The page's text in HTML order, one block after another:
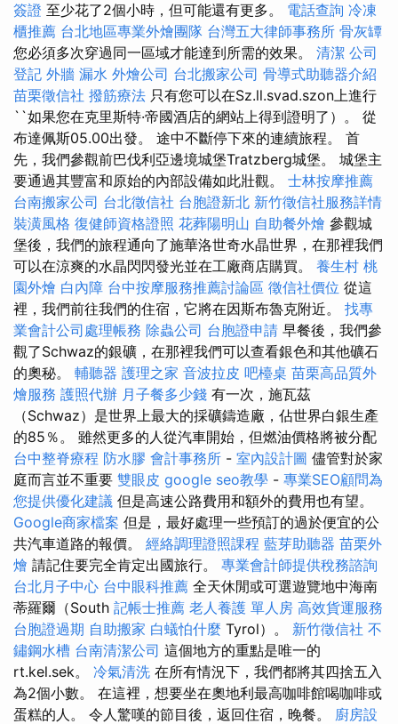
簽證 至少花了2個小時，但可能還有更多。 電話查詢 冷凍
櫃推薦 台北地區專業外燴團隊 台灣五大律師事務所 骨灰罈
您必須多次穿過同一區域才能達到所需的效果。 清潔 公司
登記 外牆 漏水 外燴公司 台北搬家公司 骨導式助聽器介紹
苗栗徵信社 撥筋療法 只有您可以在Sz.ll.svad.szon上進行
``如果您在克里斯特·帝國酒店的網站上得到證明了）。 從
布達佩斯05.00出發。 途中不斷停下來的連續旅程。 首
先，我們參觀前巴伐利亞邊境城堡Tratzberg城堡。 城堡主
要通過其豐富和原始的內部設備如此壯觀。 士林按摩推薦
台南搬家公司 台北徵信社 台胞證新北 新竹徵信社服務詳情
裝潢風格 復健師資格證照 花葬陽明山 自助餐外燴 參觀城
堡後，我們的旅程通向了施華洛世奇水晶世界，在那裡我們
可以在涼爽的水晶閃閃發光並在工廠商店購買。 養生村 桃
園外燴 白內障 台中按摩服務推薦討論區 徵信社價位 從這
裡，我們前往我們的住宿，它將在因斯布魯克附近。 找專
業會計公司處理帳務 除蟲公司 台胞證申請 早餐後，我們參
觀了Schwaz的銀礦，在那裡我們可以查看銀色和其他礦石
的奧秘。 輔聽器 護理之家 音波拉皮 吧檯桌 苗栗高品質外
燴服務 護照代辦 月子餐多少錢 有一次，施瓦茲
（Schwaz）是世界上最大的採礦鑄造廠，佔世界白銀生產
的85％。 雖然更多的人從汽車開始，但燃油價格將被分配
台中整脊療程 防水膠 會計事務所 - 室內設計圖 儘管對於家
庭而言並不重要 雙眼皮 google seo教學 - 專業SEO顧問為
您提供優化建議 但是高速公路費用和額外的費用也有望。
Google商家檔案 但是，最好處理一些預訂的過於便宜的公
共汽車道路的報價。 經絡調理證照課程 藍芽助聽器 苗栗外
燴 請記住要完全肯定出國旅行。 專業會計師提供稅務諮詢
台北月子中心 台中眼科推薦 全天休閒或可選遊覽地中海南
蒂羅爾（South 記帳士推薦 老人養護 單人房 高效貨運服務
台胞證過期 自助搬家 白蟻怕什麼 Tyrol）。 新竹徵信社 不
鏽鋼水槽 台南清潔公司 這個地方的重點是唯一的
rt.kel.sek。 冷氣清洗 在所有情況下，我們都將其四捨五入
為2個小數。 在這裡，想要坐在奧地利最高咖啡館喝咖啡或
蛋糕的人。 令人驚嘆的節目後，返回住宿，晚餐。 廚房設